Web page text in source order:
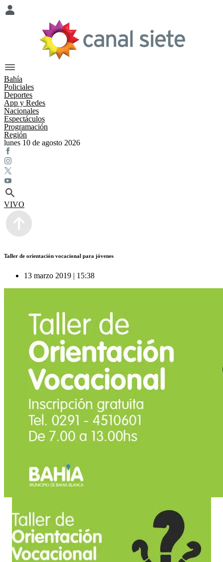
Bahía
Policiales
Deportes
App y Redes
Nacionales
Espectáculos
Programación
Región
lunes 10 de agosto 2026
VIVO
Taller de orientación vocacional para jóvenes
13 marzo 2019 | 15:38